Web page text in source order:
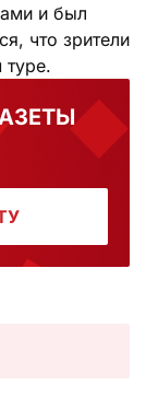
и был
что зрители